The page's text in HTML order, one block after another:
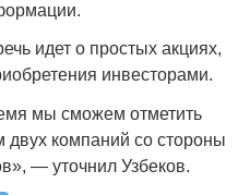
идет о простых акциях,
инвесторами.
мы сможем отметить
двух компаний со стороны
— уточнил Узбеков.